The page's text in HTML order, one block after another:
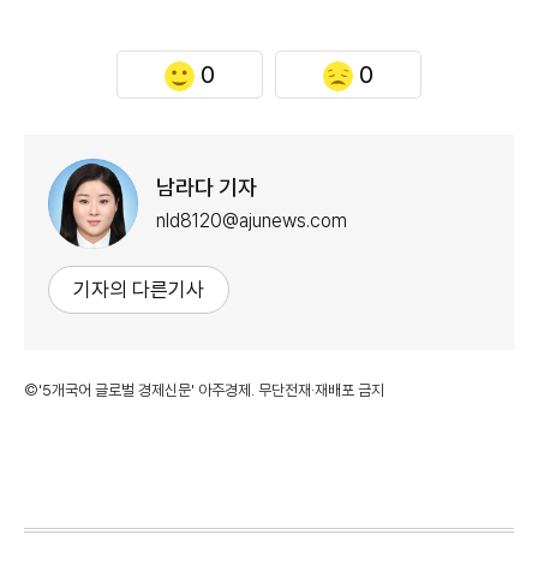
0 0
남라다 기자
nld8120@ajunews.com
기자의 다른기사
©'5개국어 글로벌 경제신문' 아주경제. 무단전재·재배포 금지